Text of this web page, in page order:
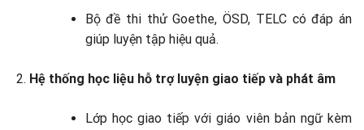
Bộ đề thi thử Goethe, ÖSD, TELC có đáp án
giúp luyện tập hiệu quả.
Hệ thống học liệu hỗ trợ luyện giao tiếp và phát âm
Lớp học giao tiếp với giáo viên bản ngữ kèm